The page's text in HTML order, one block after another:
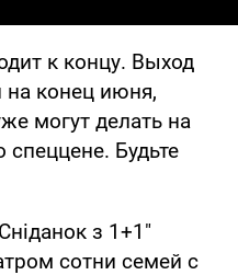
к концу. Выход
на конец июня,
могут делать на
спеццене. Будьте
з 1+1"
сотни семей с